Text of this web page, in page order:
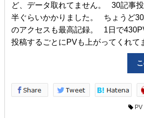
ど、データ取れてません。 30記事
半ぐらいかかりました。 ちょうど
のアクセスも最高記録。 1日で
投稿するごとにPVも上がってくれ
PV